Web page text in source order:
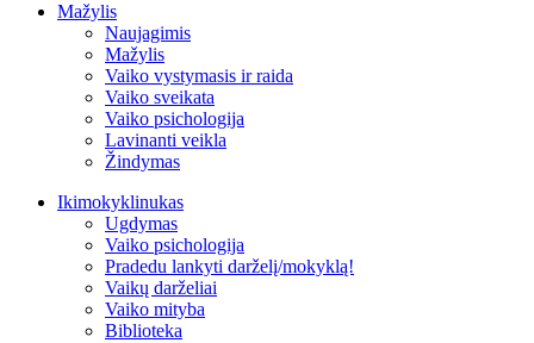
Mažylis
Naujagimis
Mažylis
Vaiko vystymasis ir raida
Vaiko sveikata
Vaiko psichologija
Lavinanti veikla
Žindymas
Ikimokyklinukas
Ugdymas
Vaiko psichologija
Pradedu lankyti darželį/mokyklą!
Vaikų darželiai
Vaiko mityba
Biblioteka